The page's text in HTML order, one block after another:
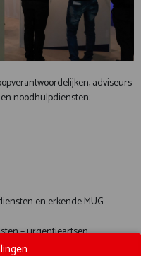
adviseurs
noodhulpdiensten:
en erkende MUG-
– urgentieartsen